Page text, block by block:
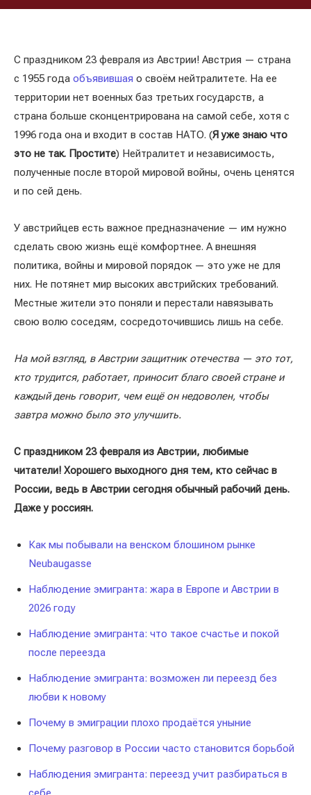
С праздником 23 февраля из Австрии! Австрия — страна
с 1955 года объявившая о своём нейтралитете. На ее
территории нет военных баз третьих государств, а
страна больше сконцентрирована на самой себе, хотя с
1996 года она и входит в состав НАТО. (Я уже знаю что
это не так. Простите) Нейтралитет и независимость,
полученные после второй мировой войны, очень ценятся
и по сей день.
У австрийцев есть важное предназначение — им нужно
сделать свою жизнь ещё комфортнее. А внешняя
политика, войны и мировой порядок — это уже не для
них. Не потянет мир высоких австрийских требований.
Местные жители это поняли и перестали навязывать
свою волю соседям, сосредоточившись лишь на себе.
На мой взгляд, в Австрии защитник отечества — это тот,
кто трудится, работает, приносит благо своей стране и
каждый день говорит, чем ещё он недоволен, чтобы
завтра можно было это улучшить.
С праздником 23 февраля из Австрии, любимые
читатели! Хорошего выходного дня тем, кто сейчас в
России, ведь в Австрии сегодня обычный рабочий день.
Даже у россиян.
Как мы побывали на венском блошином рынке
Neubaugasse
Наблюдение эмигранта: жара в Европе и Австрии в
2026 году
Наблюдение эмигранта: что такое счастье и покой
после переезда
Наблюдение эмигранта: возможен ли переезд без
любви к новому
Почему в эмиграции плохо продаётся уныние
Почему разговор в России часто становится борьбой
Наблюдения эмигранта: переезд учит разбираться в